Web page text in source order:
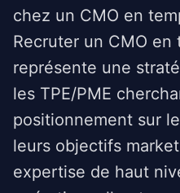
chez un CMO en
Recruter un CMO en
représente une
les TPE/PME
positionnement sur
leurs objectifs
expertise de haut